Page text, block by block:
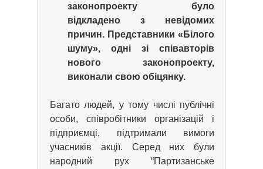
законопроекту було
відкладено з невідомих
причин. Представники «Білого
шуму», одні зі співавторів
нового законопроекту,
виконали свою обіцянку.
Багато людей, у тому числі публічні
особи, співробітники організацій і
підприємці, підтримали вимоги
учасників акції. Серед них були
народний рух “Партизанське